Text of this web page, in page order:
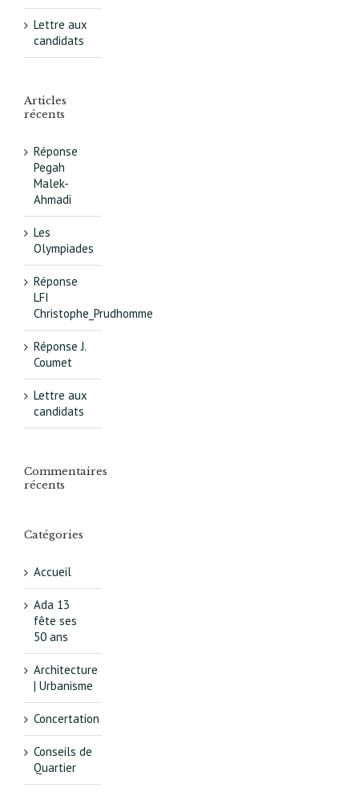
Lettre aux
candidats
Articles
récents
Réponse
Pegah
Malek-
Ahmadi
Les
Olympiades
Réponse
LFI
Christophe_Prudhomme
Réponse J.
Coumet
Lettre aux
candidats
Commentaires
récents
Catégories
Accueil
Ada 13
fête ses
50 ans
Architecture
| Urbanisme
Concertation
Conseils de
Quartier